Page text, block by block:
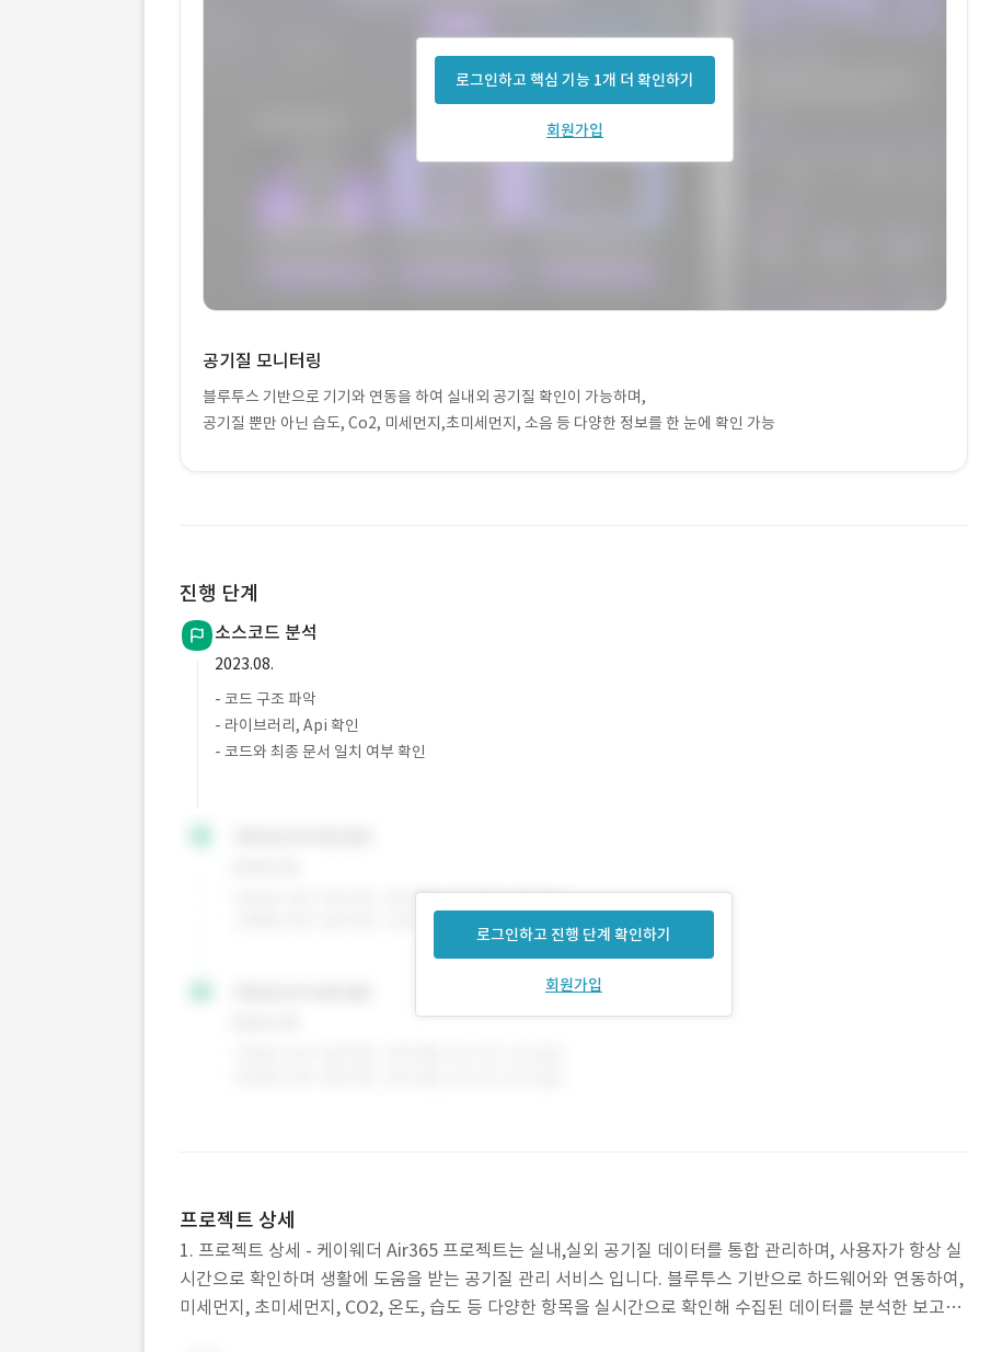
로그인하고 핵심 기능 1개 더 확인하기
회원가입
공기질 모니터링
블루투스 기반으로 기기와 연동을 하여 실내외 공기질 확인이 가능하며,
공기질 뿐만 아닌 습도, Co2, 미세먼지,초미세먼지, 소음 등 다양한 정보를 한 눈에 확인 가능
진행 단계
소스코드 분석
2023.08.
- 코드 구조 파악
- 라이브러리, Api 확인
- 코드와 최종 문서 일치 여부 확인
로그인하고 진행 단계 확인하기
회원가입
프로젝트 상세
1. 프로젝트 상세 - 케이웨더 Air365 프로젝트는 실내,실외 공기질 데이터를 통합 관리하며, 사용자가 항상 실
시간으로 확인하며 생활에 도움을 받는 공기질 관리 서비스 입니다. 블루투스 기반으로 하드웨어와 연동하여,
미세먼지, 초미세먼지, CO2, 온도, 습도 등 다양한 항목을 실시간으로 확인해 수집된 데이터를 분석한 보고서